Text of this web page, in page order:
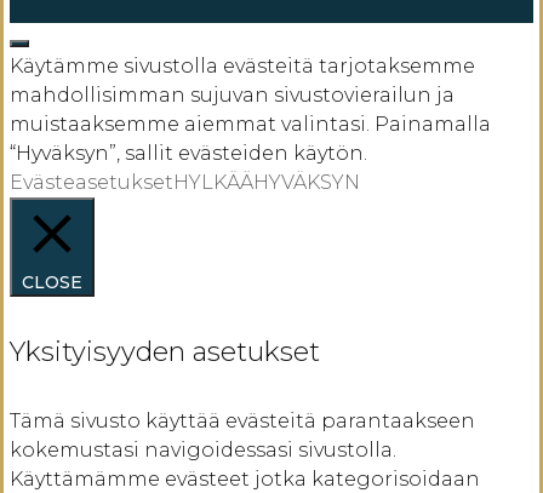
SULJE
Käytämme sivustolla evästeitä tarjotaksemme
mahdollisimman sujuvan sivustovierailun ja
muistaaksemme aiemmat valintasi. Painamalla
“Hyväksyn”, sallit evästeiden käytön.
EvästeasetuksetHYLKÄÄHYVÄKSYN
CLOSE
Yksityisyyden asetukset
Tämä sivusto käyttää evästeitä parantaakseen
kokemustasi navigoidessasi sivustolla.
Käyttämämme evästeet jotka kategorisoidaan